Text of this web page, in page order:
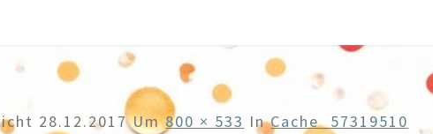
28.12.2017Um800 × 533 InCache_57319510